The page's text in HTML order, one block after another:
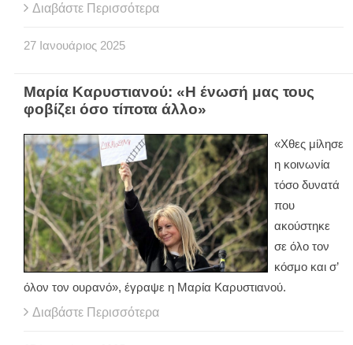
Διαβάστε Περισσότερα
27 Ιανουάριος 2025
Μαρία Καρυστιανού: «Η ένωσή μας τους
φοβίζει όσο τίποτα άλλο»
«Χθες μίλησε
η κοινωνία
τόσο δυνατά
που
ακούστηκε
σε όλο τον
κόσμο και σ’
όλον τον ουρανό», έγραψε η Μαρία Καρυστιανού.
Διαβάστε Περισσότερα